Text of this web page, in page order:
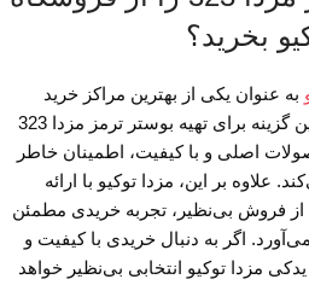
بخرید؟
به عنوان یکی از بهترین مراکز خرید
لوازم یدکی مزدا در تهران، بهترین گزینه برای تهیه بوستر ترمز مزدا 323
اصلی و با کیفیت، اطمینان خاطر
علاوه بر این، مزدا توکیو با ارائه
فروش بی‌نظیر، تجربه خریدی مطمئن
اگر به دنبال خریدی با کیفیت و
مزدا توکیو انتخابی بی‌نظیر خواهد